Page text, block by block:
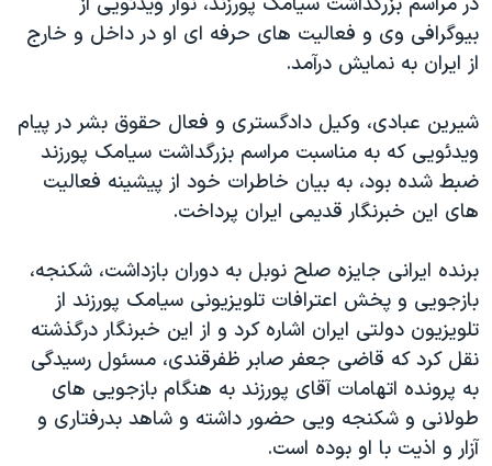
اعتراضات مردمی آبان ۹۸
اسرائیل در جنگ
همایش محافظه‌کاران آمریکا «سی‌پک»
صفحه‌های ویژه
سفر پرزیدنت ترامپ به چین
بیوگرافی وی و فعالیت های حرفه ای او در داخل و خارج
از ایران به نمایش درآمد.
شیرین عبادی، وکیل دادگستری و فعال حقوق بشر در پیام
ویدئویی که به مناسبت مراسم بزرگداشت سیامک پورزند
ضبط شده بود، به بیان خاطرات خود از پیشینه فعالیت
های این خبرنگار قدیمی ایران پرداخت.
برنده ایرانی جایزه صلح نوبل به دوران بازداشت، شکنجه،
بازجویی و پخش اعترافات تلویزیونی سیامک پورزند از
تلویزیون دولتی ایران اشاره کرد و از این خبرنگار درگذشته
نقل کرد که قاضی جعفر صابر ظفرقندی، مسئول رسیدگی
به پرونده اتهامات آقای پورزند به هنگام بازجویی های
طولانی و شکنجه ویی حضور داشته و شاهد بدرفتاری و
آزار و اذیت با او بوده است.